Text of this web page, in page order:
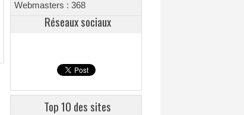
Webmasters : 368
Réseaux sociaux
Top 10 des sites